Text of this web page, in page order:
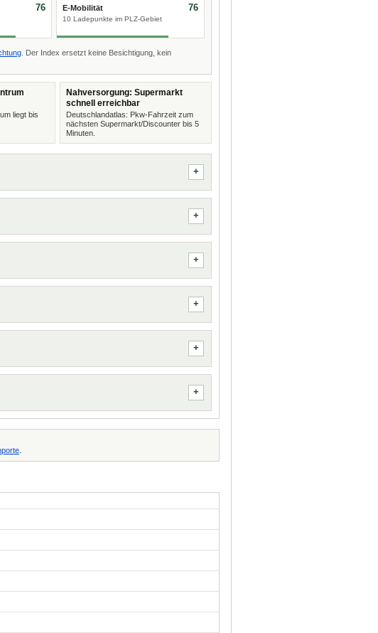
76 E-Mobilität
10 Ladepunkte im PLZ-Gebiet
76
. Der Index ersetzt keine Besichtigung, kein
liegt bis
Nahversorgung: Supermarkt
schnell erreichbar
Deutschlandatlas: Pkw-Fahrzeit zum
nächsten Supermarkt/Discounter bis 5
Minuten.